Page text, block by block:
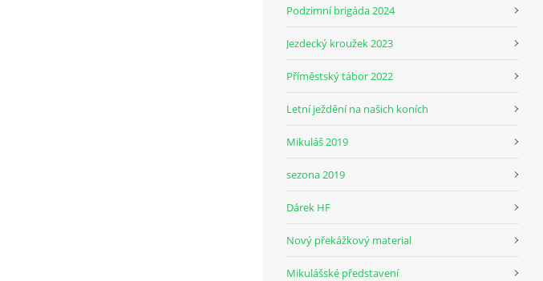
Podzimní brigáda 2024
Jezdecký kroužek 2023
Příměstský tábor 2022
Letní ježdění na našich koních
Mikuláš 2019
sezona 2019
Dárek HF
Nový překážkový material
Mikulášské představení